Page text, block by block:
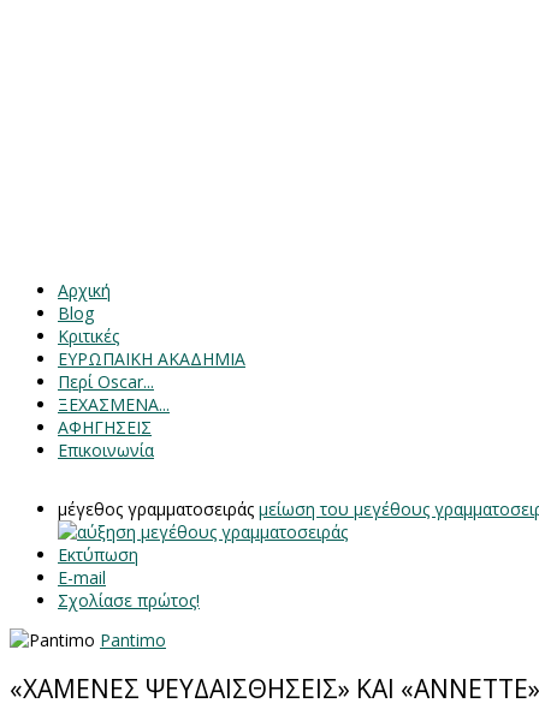
Αρχική
Blog
Κριτικές
ΕΥΡΩΠΑΙΚΗ ΑΚΑΔΗΜΙΑ
Περί Oscar...
ΞΕΧΑΣΜΕΝΑ...
ΑΦΗΓΗΣΕΙΣ
Επικοινωνία
μέγεθος γραμματοσειράς μείωση του μεγέθους
Εκτύπωση
E-mail
Σχολίασε πρώτος!
Pantimo
«XAMENEΣ ΨΕΥΔΑΙΣΘΗΣΕΙΣ» ΚΑΙ